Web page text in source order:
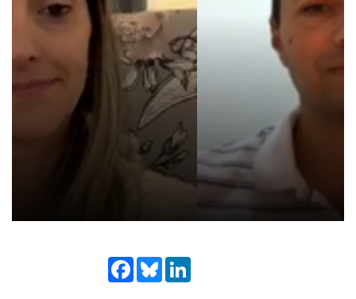
Facebook
Bluesky